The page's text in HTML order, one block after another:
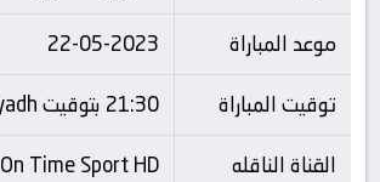
موعد المباراة
22-05-2023
توقيت المباراة
21:30 بتوقيت Asia/Riyadh
القناة الناقله
On Time Sport HD